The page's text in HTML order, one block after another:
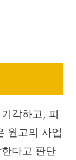
각하고, 피
원고의 사업
다고 판단